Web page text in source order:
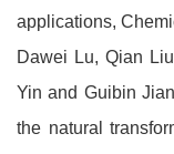
applications,
Dawei Lu, Qian
Yin and Guibin
the natural